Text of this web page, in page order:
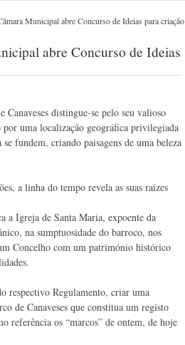
Municipal abre Concurso de Ideias para criação
abre Concurso de Ideias
Canaveses distingue-se pelo seu valioso
uma localização geográfica privilegiada
fundem, criando paisagens de uma beleza
a linha do tempo revela as suas raízes
a Igreja de Santa Maria, expoente da
na sumptuosidade do barroco, nos
Concelho com um património histórico
respectivo Regulamento, criar uma
de Canaveses que constitua um registo
referência os “marcos” de ontem, de hoje